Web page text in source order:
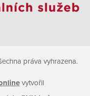
práva vyhrazena.
vytvořil